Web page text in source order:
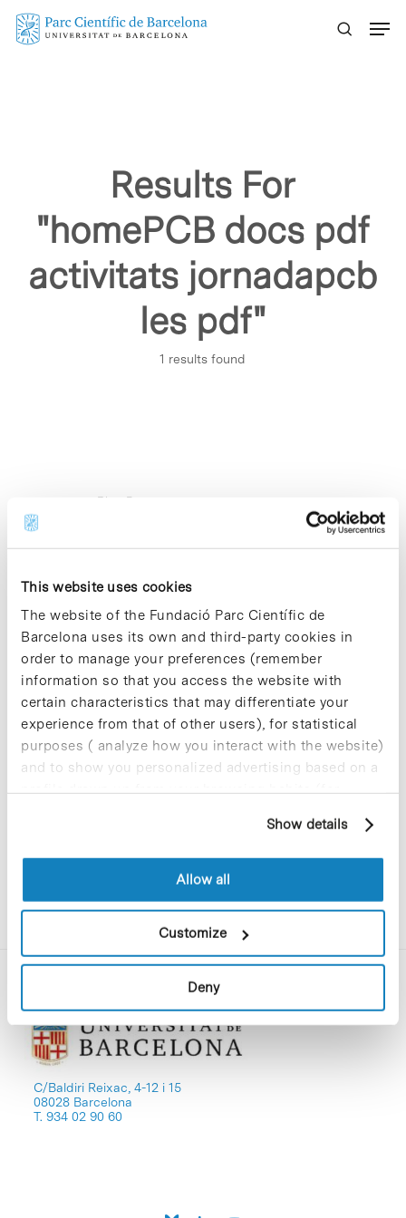
This website uses cookies
The website of the Fundació Parc Científic de
Barcelona uses its own and third-party cookies in
order to manage your preferences (remember
information so that you access the website with
certain characteristics that may differentiate your
experience from that of other users), for statistical
purposes ( analyze how you interact with the website)
and to show you personalized advertising based on a
profile drawn up from your browsing habits (for
cookies, you can consult the website's Cookie Policy.
Show details
Allow all
Customize
Deny
Skip
Results For
"homePCB docs pdf
activitats jornadapcb
les pdf"
1 results found
Jornades PCB-LES, un punt de
trobada per a la transferència
>>>
Blog Post
Avui dijous 16 d’abril té lloc a l’Aula Fèlix
Serratosa la Jornada PCB-LES amb
l’objectiu de proporcionar una punt de
trobada per donar a conèixer diferents
projectes en el camp de la transferència
de tecnologia i coneixement.
Organitzada pel Parc Científic de
Barcelona i l’associació LES España-
Portugal, la jornada està dirigida a
C/Baldiri Reixac, 4-12 i 15
08028 Barcelona
T. 934 02 90 60